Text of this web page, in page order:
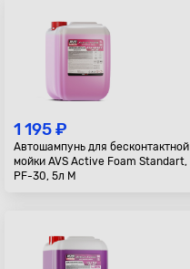
1 195 ₽
Автошампунь для бесконтактной
мойки AVS Active Foam Standart,
PF-30, 5л М